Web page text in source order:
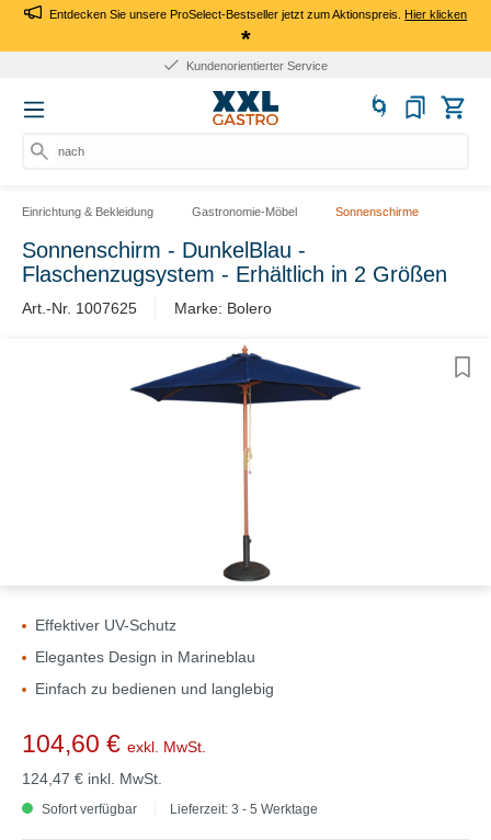
Entdecken Sie unsere ProSelect-Bestseller jetzt zum Aktionspreis.Hier klicken
*
Kundenorientierter Service
nach Pr
Einrichtung & Bekleidung Gastronomie-Möbel Sonnenschirme
Sonnenschirm - DunkelBlau -
Flaschenzugsystem - Erhältlich in 2 Größen
Art.-Nr. 1007625 Marke: Bolero
Effektiver UV-Schutz
Elegantes Design in Marineblau
Einfach zu bedienen und langlebig
104,60 € exkl. MwSt.
124,47 € inkl. MwSt.
Sofort verfügbar Lieferzeit: 3 - 5 Werktage